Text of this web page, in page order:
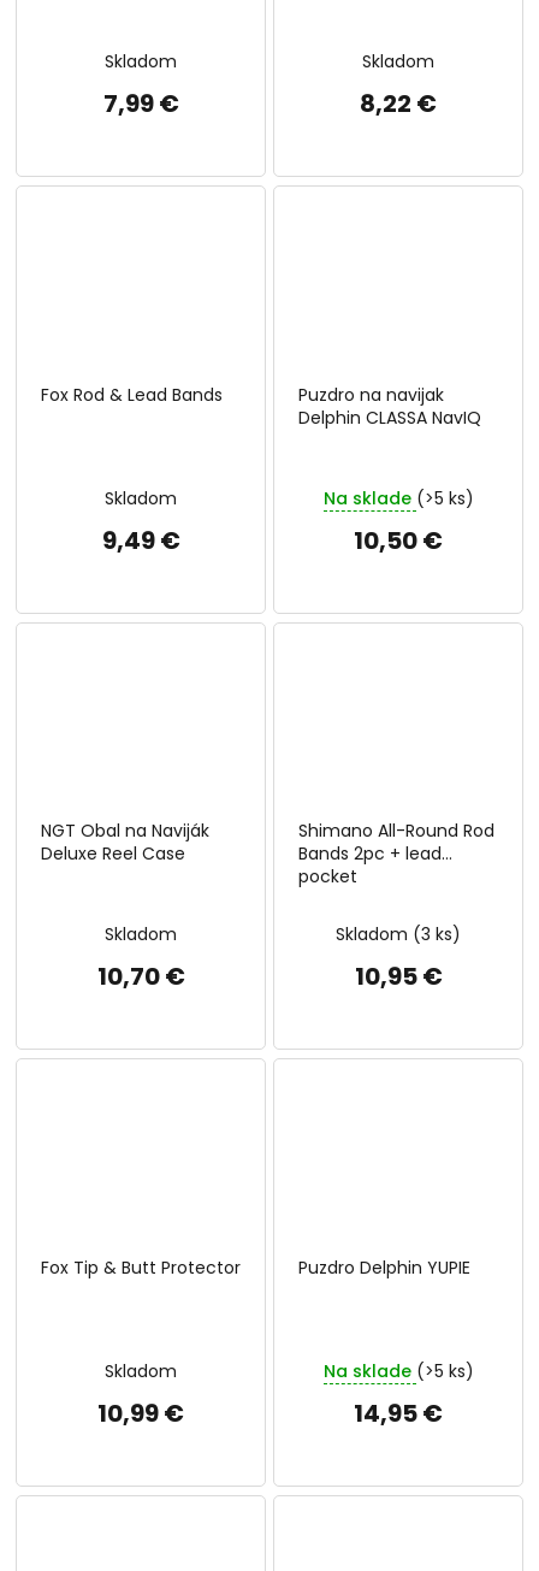
Skladom
7,99 €
Skladom
8,22 €
Fox Rod & Lead Bands
Skladom
9,49 €
Puzdro na navijak
Delphin CLASSA NavIQ
Na sklade (>5 ks)
10,50 €
NGT Obal na Naviják
Deluxe Reel Case
Skladom
10,70 €
Shimano All-Round Rod
Bands 2pc + lead
pocket
Skladom (3 ks)
10,95 €
Fox Tip & Butt Protector
Skladom
10,99 €
Puzdro Delphin YUPIE
Na sklade (>5 ks)
14,95 €